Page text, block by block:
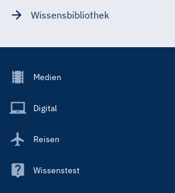
Wissensbibliothek
Footer
Main
Medien
Digital
Reisen
Wissenstest